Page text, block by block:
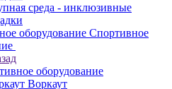
среда - инклюзивные
Спортивное
оборудование
Воркаут